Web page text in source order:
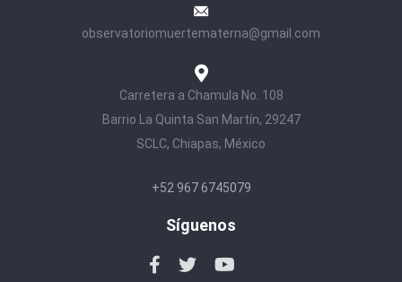
observatoriomuertematerna@gmail.com
Carretera a Chamula No. 108
Barrio La Quinta San Martín, 29247
SCLC, Chiapas, México
+52 967 6745079
Síguenos